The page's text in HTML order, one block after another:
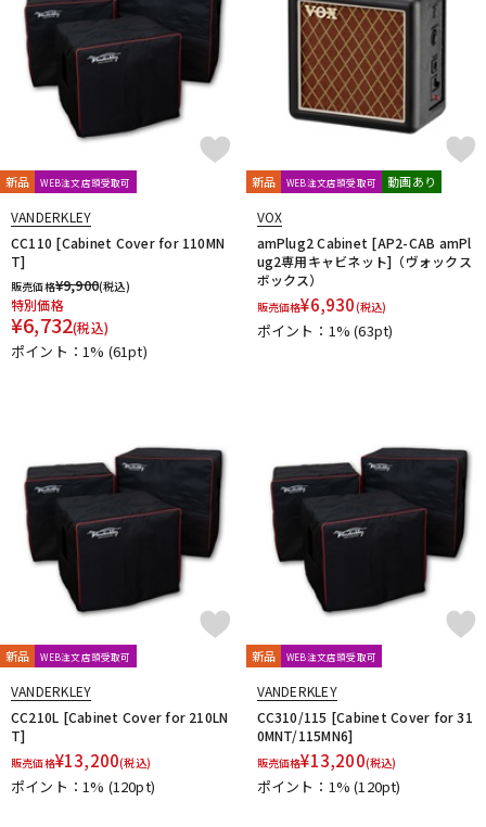
Morgan Amplification
MUTEC
N-R
Neural DSP Noah’sark NUX Orange
ORB
Oyaide
Palmer PEAVEY
PIGNOSE
PJB（Phil Jones Bass）
POLYTONE
Positive Grid
Providence
S-T
SANWA SUPPLY
shin’s music
SHINOS amplifier company Ltd.
Soldano
strymon
Suhr Amps SYNERGY tc electronic
TECH21
Tone King
Two Notes Two-Rock
U-Z
Udo Roesner Amps Universal Audio
unknown
VANDERKLEY
VHT
新品 WEB注文店頭受取可
VANDERKLEY
CC110 [Cabinet Cover for 110MN
T]
販売価格¥9,900(税込)
特別価格
¥6,732(税込)
ポイント：1% (61pt)
新品 WEB注文店頭受取可 動画あり
VOX
amPlug2 Cabinet [AP2-CAB amPl
ug2専用キャビネット]（ヴォックス
ボックス）
販売価格¥6,930(税込)
ポイント：1%(63pt)
新品 WEB注文店頭受取可
VANDERKLEY
CC210L [Cabinet Cover for 210LN
T]
販売価格¥13,200(税込)
ポイント：1% (120pt)
新品 WEB注文店頭受取可
VANDERKLEY
CC310/115 [Cabinet Cover for 31
0MNT/115MN6]
販売価格¥13,200(税込)
ポイント：1%(120pt)